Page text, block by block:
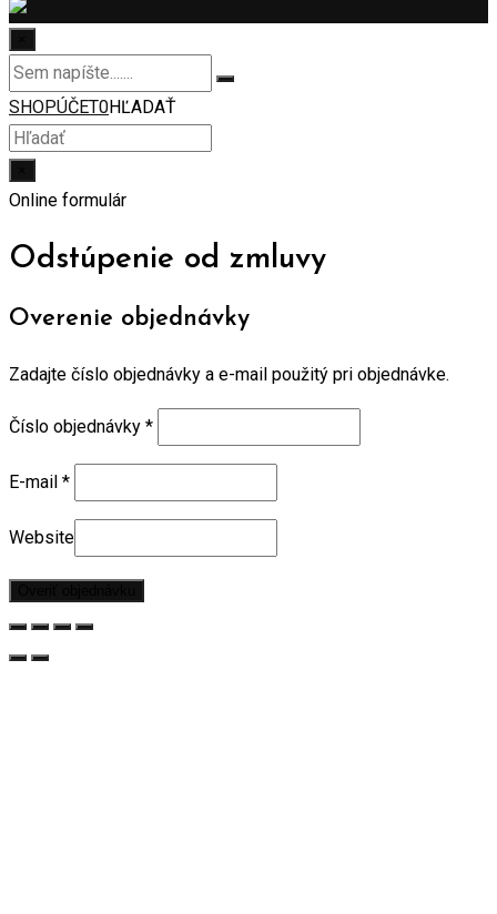
SHOPÚČET0HĽADAŤ
Online formulár
Odstúpenie od zmluvy
Overenie objednávky
Zadajte číslo objednávky a e-mail použitý pri objednávke.
Číslo objednávky *
E-mail *
Website